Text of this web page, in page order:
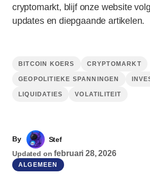
cryptomarkt, blijf onze website
updates en diepgaande artikelen.
BITCOIN KOERS CRYPTOMARKT
GEOPOLITIEKE SPANNINGEN
LIQUIDATIES VOLATILITEIT
By
Stef
Updated on februari 28, 2026
ALGEMEEN